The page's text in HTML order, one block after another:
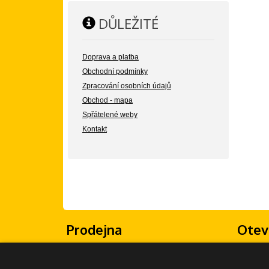
DŮLEŽITÉ
Doprava a platba
Obchodní podmínky
Zpracování osobních údajů
Obchod - mapa
Spřátelené weby
Kontakt
Prodejna
So - Ne: